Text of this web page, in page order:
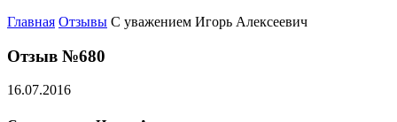
Главная Отзывы С уважением Игорь Алексеевич
Отзыв №680
16.07.2016